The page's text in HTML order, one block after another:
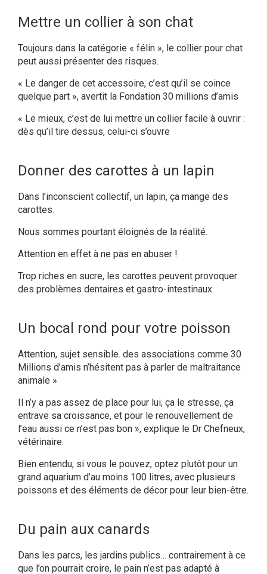
Mettre un collier à son chat
Toujours dans la catégorie « félin », le collier pour chat
peut aussi présenter des risques.
« Le danger de cet accessoire, c’est qu’il se coince
quelque part », avertit la Fondation 30 millions d’amis
« Le mieux, c’est de lui mettre un collier facile à ouvrir :
dès qu’il tire dessus, celui-ci s’ouvre
Donner des carottes à un lapin
Dans l’inconscient collectif, un lapin, ça mange des
carottes.
Nous sommes pourtant éloignés de la réalité.
Attention en effet à ne pas en abuser !
Trop riches en sucre, les carottes peuvent provoquer
des problèmes dentaires et gastro-intestinaux.
Un bocal rond pour votre poisson
Attention, sujet sensible. des associations comme 30
Millions d’amis n’hésitent pas à parler de maltraitance
animale »
Il n’y a pas assez de place pour lui, ça le stresse, ça
entrave sa croissance, et pour le renouvellement de
l’eau aussi ce n’est pas bon », explique le Dr Chefneux,
vétérinaire.
Bien entendu, si vous le pouvez, optez plutôt pour un
grand aquarium d’au moins 100 litres, avec plusieurs
poissons et des éléments de décor pour leur bien-être.
Du pain aux canards
Dans les parcs, les jardins publics… contrairement à ce
que l’on pourrait croire, le pain n’est pas adapté à